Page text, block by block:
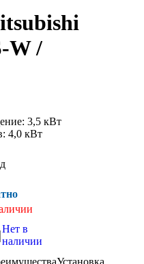
W /
3,5 кВт
4,0 кВт
Нет в
наличии
Установка